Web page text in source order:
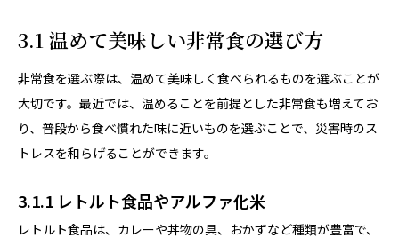
3.1 温めて美味しい非常食の選び方
非常食を選ぶ際は、温めて美味しく食べられるものを選ぶことが
大切です。最近では、温めることを前提とした非常食も増えてお
り、普段から食べ慣れた味に近いものを選ぶことで、災害時のス
トレスを和らげることができます。
3.1.1 レトルト食品やアルファ化米
レトルト食品は、カレーや丼物の具、おかずなど種類が豊富で、